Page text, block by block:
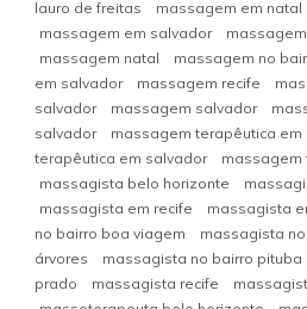
lauro de freitas
massagem em natal
massagem em salvador
massagem natal
massagem no
em salvador
massagem recife
salvador
massagem salvador
salvador
massagem terapêutica em
terapêutica em salvador
massagem
massagista belo horizonte
massagista em recife
massagista
no bairro boa viagem
massagista
árvores
massagista no bairro pituba
prado
massagista recife